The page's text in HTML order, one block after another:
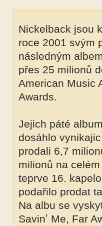
Nickelback jsou
roce 2001 svým
následným
přes 25 milionů
American Music
Awards.
Jejich páté
dosáhlo
prodali 6,7
milionů na
teprve 16.
podařilo prodat
Na albu se
Savinʼ Me, Far